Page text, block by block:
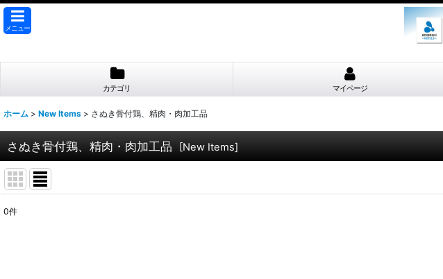
メニュー
カテゴリ マイページ
ホーム > New Items > さぬき骨付鶏、精肉・肉加工品
さぬき骨付鶏、精肉・肉加工品 [New Items]
0件